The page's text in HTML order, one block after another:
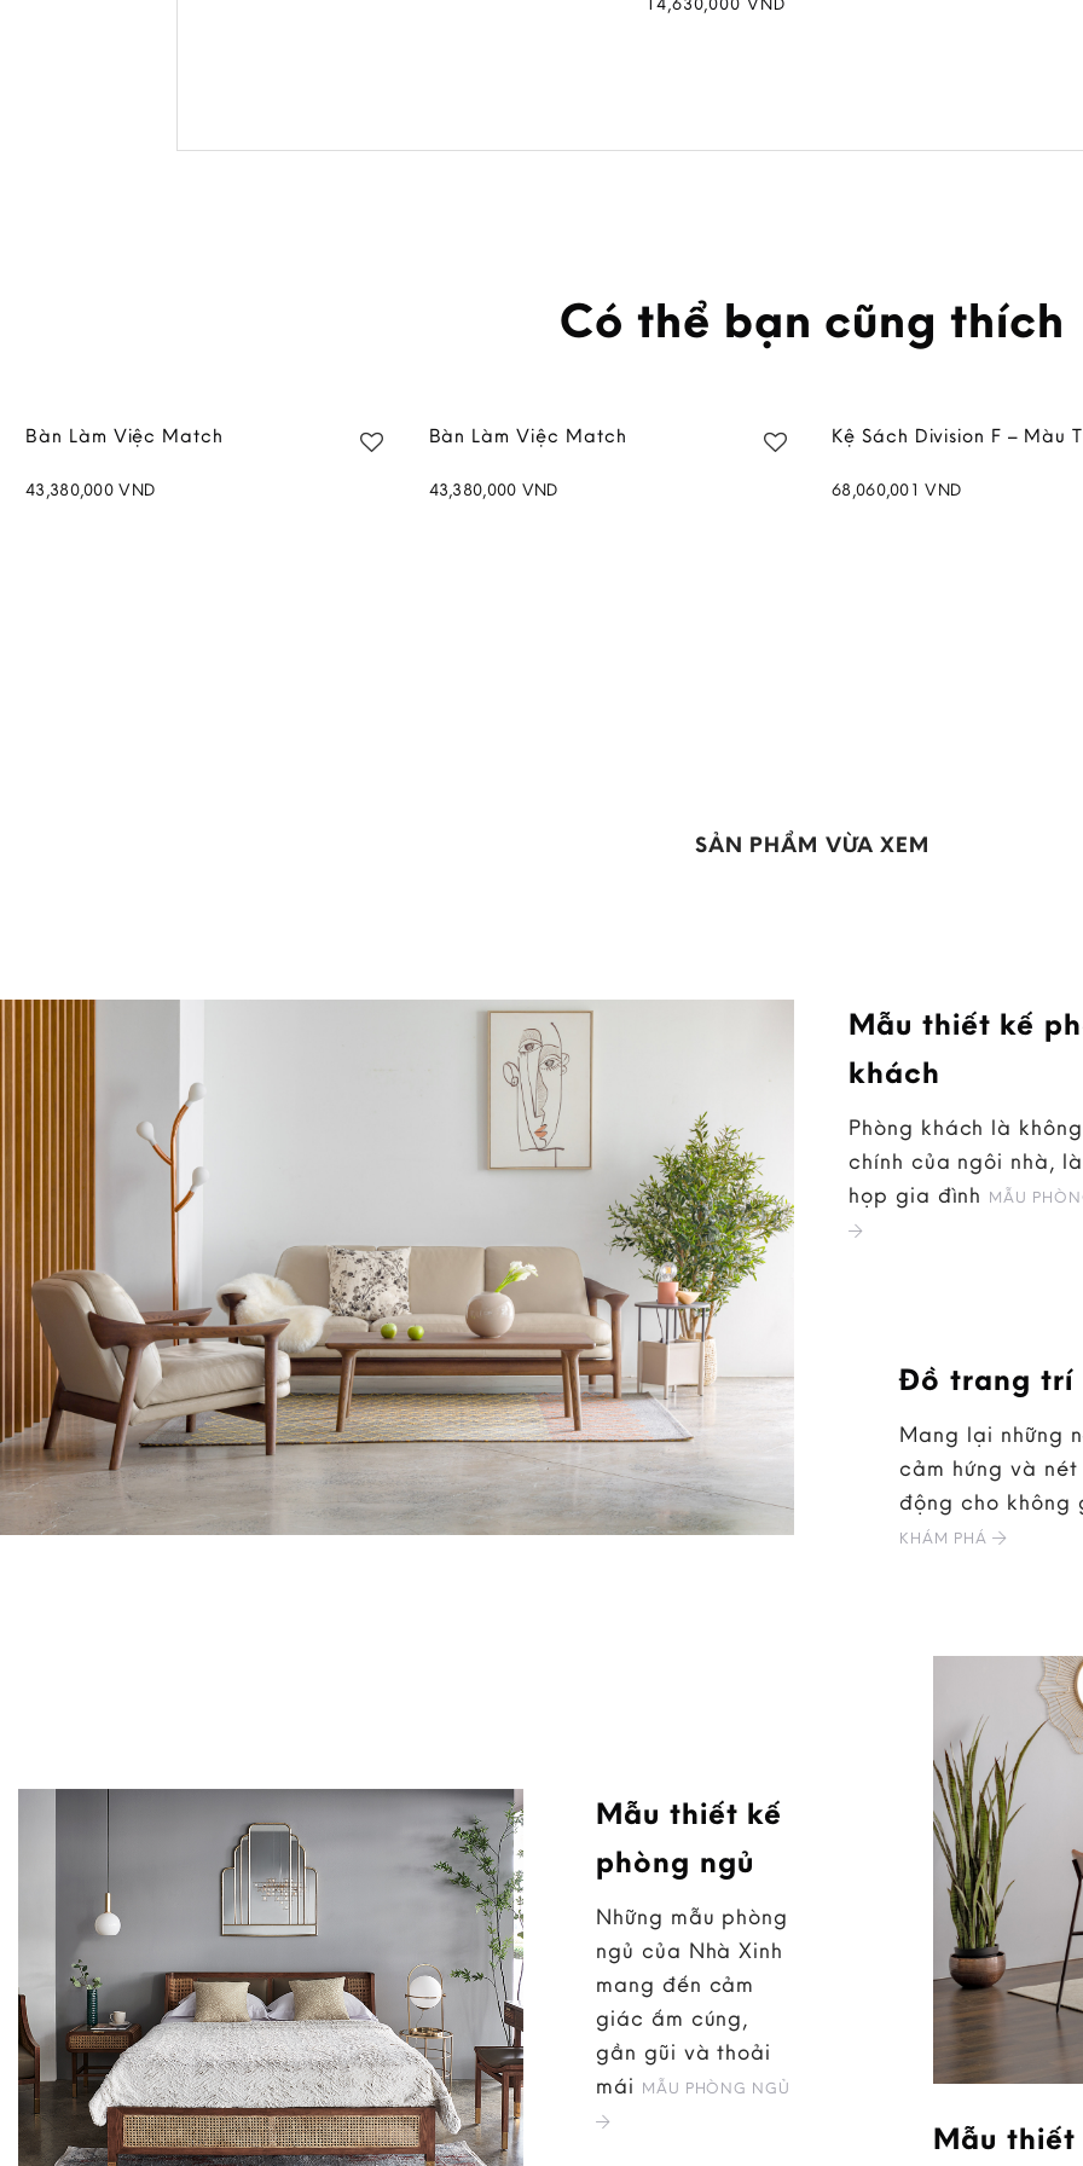
Có thể bạn cũng thích
Bàn Làm Việc Match
43,380,000VND
Bàn Làm Việc Match
43,380,000 VND
Kệ Sách Division F – Màu
68,060,001VND
SẢN PHẨM VỪA XEM
Mẫu thiết kế
khách
Phòng khách là
chính của ngôi nhà,
họp gia đình MẪU
Đồ trang trí
Mang lại những
cảm hứng và nét
động cho không
KHÁM PHÁ
Mẫu thiết kế
phòng ngủ
Những mẫu phòng
ngủ của Nhà Xinh
mang đến cảm
giác ấm cúng,
gần gũi và thoải
mái MẪU PHÒNG NGỦ
Mẫu